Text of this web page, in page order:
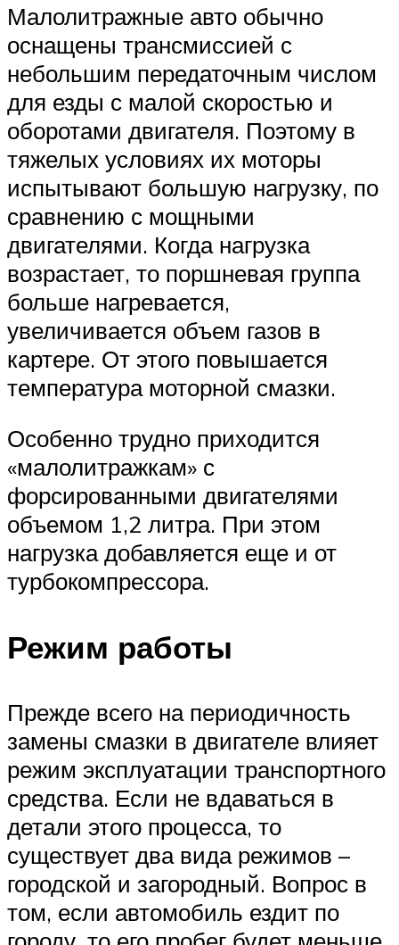
Малолитражные авто обычно
оснащены трансмиссией с
небольшим передаточным числом
для езды с малой скоростью и
оборотами двигателя. Поэтому в
тяжелых условиях их моторы
испытывают большую нагрузку, по
сравнению с мощными
двигателями. Когда нагрузка
возрастает, то поршневая группа
больше нагревается,
увеличивается объем газов в
картере. От этого повышается
температура моторной смазки.
Особенно трудно приходится
«малолитражкам» с
форсированными двигателями
объемом 1,2 литра. При этом
нагрузка добавляется еще и от
турбокомпрессора.
Режим работы
Прежде всего на периодичность
замены смазки в двигателе влияет
режим эксплуатации транспортного
средства. Если не вдаваться в
детали этого процесса, то
существует два вида режимов –
городской и загородный. Вопрос в
том, если автомобиль ездит по